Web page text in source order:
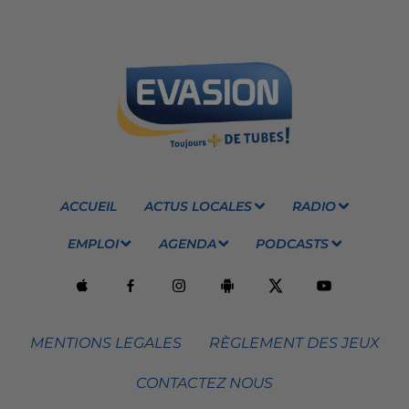
ACCUEIL ACTUS LOCALES RADIO
EMPLOI AGENDA PODCASTS
MENTIONS LEGALES RÈGLEMENT DES JEUX
CONTACTEZ NOUS